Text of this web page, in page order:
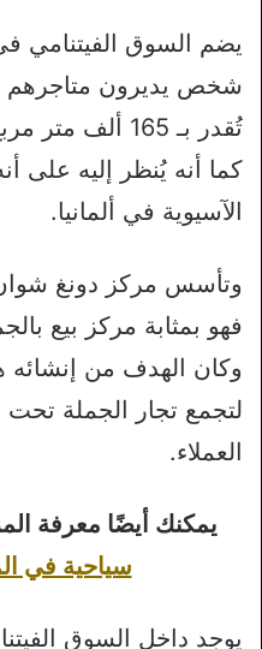
شخص يديرون
تُقدر بـ 165
كما أنه يُنظر إليه على
الآسيوية في ألمانيا.
فهو بمثابة مركز بيع
وكان الهدف من
لتجمع تجار الجملة
العملاء.
يمكنك أيضًا معرفة
سياحية في
يوجد داخل السوق